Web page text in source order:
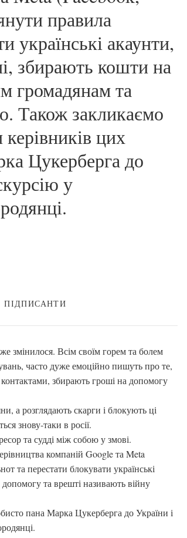
правила
українські акаунти,
збирають кошти на
громадянам та
Також закликаємо
цих
Цукерберга до
у
ПІДПИСАНТИ
змінилося. Всім своїм горем та болем
часто дуже емоційно пишуть про те,
збирають гроші на допомогу
а розглядають скарги і блокують ці
знову-таки в росії.
та судді між собою у змові.
компаній Google та Meta
та перестати блокувати українські
та врешті називають війну
пана Марка Цукерберга до України і